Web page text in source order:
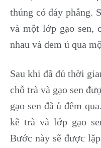
thúng có đáy phẳng.
và một lớp gạo sen,
nhau và đem ủ qua
Sau khi đã đủ thời
chỗ trà và gạo sen
gạo sen đã ủ đêm
kẽ trà và lớp gạo
Bước này sẽ được